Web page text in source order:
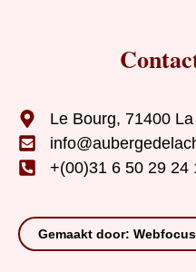
Le Bourg, 71400
+(00)31 6 50 29 24
Gemaakt door: